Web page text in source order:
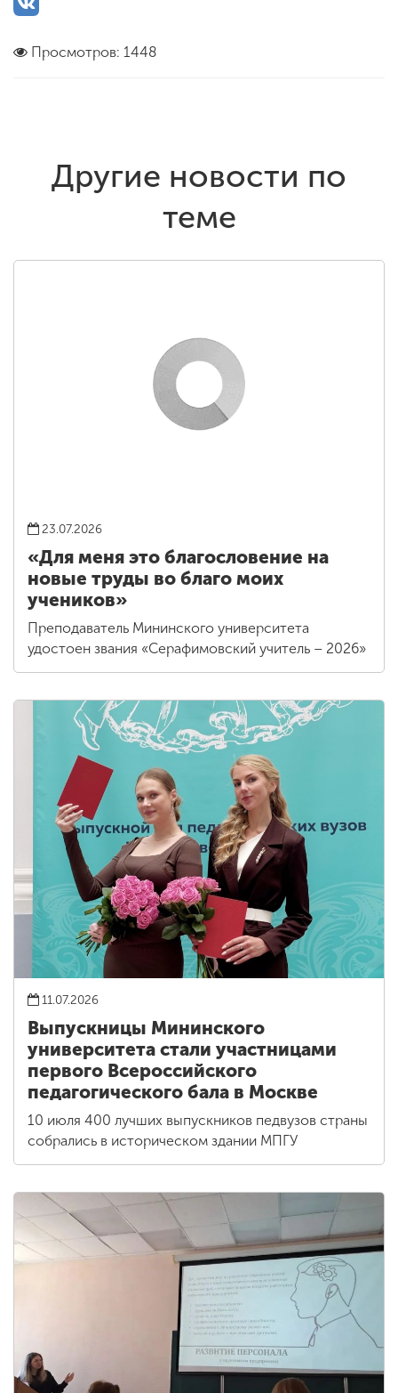
Просмотров: 1448
Другие новости по
теме
23.07.2026
«Для меня это благословение на
новые труды во благо моих
учеников»
Преподаватель Мининского университета
удостоен звания «Серафимовский учитель – 2026»
11.07.2026
Выпускницы Мининского
университета стали участницами
первого Всероссийского
педагогического бала в Москве
10 июля 400 лучших выпускников педвузов страны
собрались в историческом здании МПГУ